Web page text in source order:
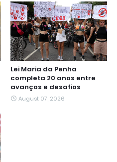
Lei Maria da Penha
completa 20 anos entre
avanços e desafios
August 07, 2026